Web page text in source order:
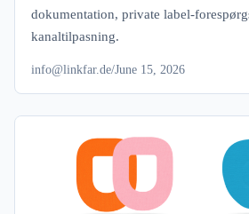
dokumentation, private label-
kanaltilpasning.
info@linkfar.de/June 15, 2026